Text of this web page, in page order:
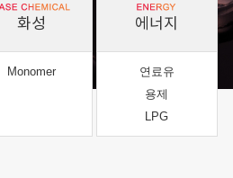
화성
Monomer
에너지
연료유
용제
LPG